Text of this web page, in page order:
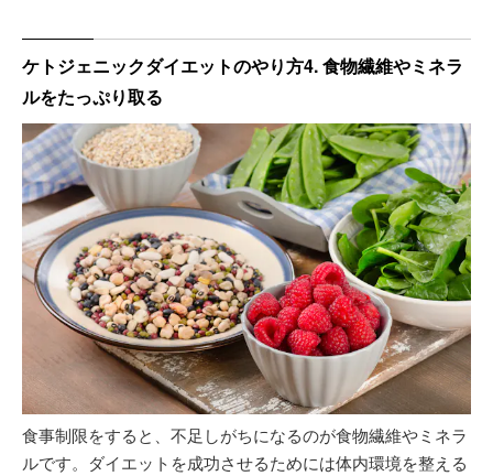
ケトジェニックダイエットのやり方4. 食物繊維やミネラ
ルをたっぷり取る
食事制限をすると、不足しがちになるのが食物繊維やミネラ
ルです。ダイエットを成功させるためには体内環境を整える